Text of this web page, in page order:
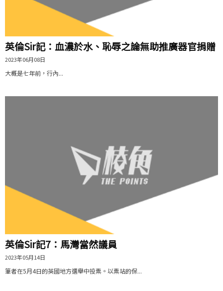
英倫Sir記：血濃於水、恥辱之論無助推廣器官捐贈
2023年06月08日
大概是七年前，行內...
英倫Sir記7：馬灣當然議員
2023年05月14日
筆者在5月4日的英國地方選舉中投票。以票站的保...